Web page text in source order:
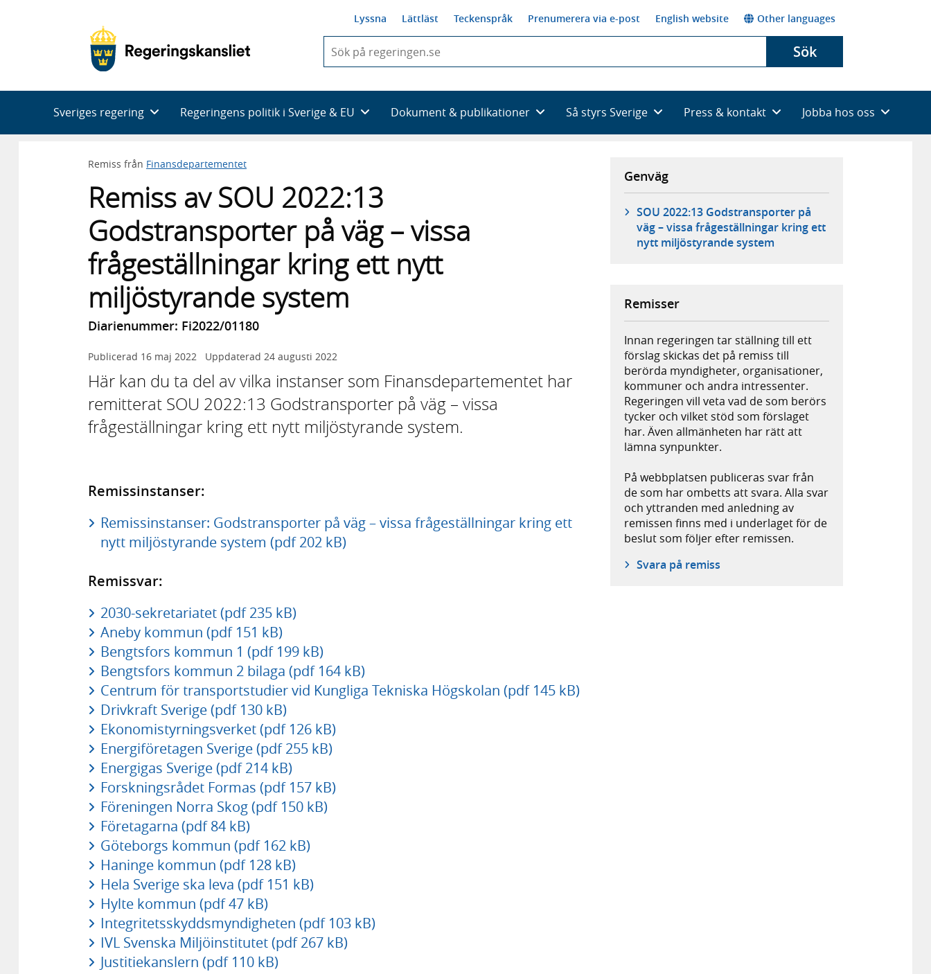
Lyssna Lättläst Teckenspråk Prenumerera via e-post English website Other languages
du
skriva
framträder
en
Sök
Sveriges regering Regeringens politik i Sverige & EU Dokument & publikationer Så styrs Sverige Press & kontakt Jobba hos oss
Remiss från Finansdepartementet
Remiss av SOU 2022:13
Godstransporter på väg – vissa
frågeställningar kring ett nytt
miljöstyrande system
Diarienummer: Fi2022/01180
Publicerad 16 maj 2022 Uppdaterad 24 augusti 2022
Här kan du ta del av vilka instanser som Finansdepartementet har
remitterat SOU 2022:13 Godstransporter på väg – vissa
frågeställningar kring ett nytt miljöstyrande system.
Remissinstanser:
Remissinstanser: Godstransporter på väg – vissa frågeställningar kring ett
nytt miljöstyrande system (pdf 202 kB)
Remissvar:
2030-sekretariatet (pdf 235 kB)
Aneby kommun (pdf 151 kB)
Bengtsfors kommun 1 (pdf 199 kB)
Bengtsfors kommun 2 bilaga (pdf 164 kB)
Centrum för transportstudier vid Kungliga Tekniska Högskolan (pdf 145 kB)
Drivkraft Sverige (pdf 130 kB)
Ekonomistyrningsverket (pdf 126 kB)
Energiföretagen Sverige (pdf 255 kB)
Energigas Sverige (pdf 214 kB)
Forskningsrådet Formas (pdf 157 kB)
Föreningen Norra Skog (pdf 150 kB)
Företagarna (pdf 84 kB)
Göteborgs kommun (pdf 162 kB)
Haninge kommun (pdf 128 kB)
Hela Sverige ska leva (pdf 151 kB)
Hylte kommun (pdf 47 kB)
Integritetsskyddsmyndigheten (pdf 103 kB)
IVL Svenska Miljöinstitutet (pdf 267 kB)
Justitiekanslern (pdf 110 kB)
Genväg
SOU 2022:13 Godstransporter på
väg – vissa frågeställningar kring ett
nytt miljöstyrande system
Remisser
Innan regeringen tar ställning till ett
förslag skickas det på remiss till
berörda myndigheter, organisationer,
kommuner och andra intressenter.
Regeringen vill veta vad de som berörs
tycker och vilket stöd som förslaget
har. Även allmänheten har rätt att
lämna synpunkter.
På webbplatsen publiceras svar från
de som har ombetts att svara. Alla svar
och yttranden med anledning av
remissen finns med i underlaget för de
beslut som följer efter remissen.
Svara på remiss